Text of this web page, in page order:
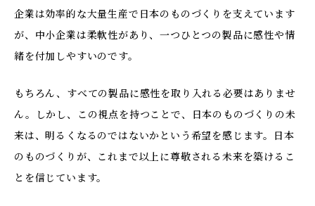
企業は効率的な大量生産で日本のものづくりを支えています
が、中小企業は柔軟性があり、一つひとつの製品に感性や情
緒を付加しやすいのです。
もちろん、すべての製品に感性を取り入れる必要はありませ
ん。しかし、この視点を持つことで、日本のものづくりの未
来は、明るくなるのではないかという希望を感じます。日本
のものづくりが、これまで以上に尊敬される未来を築けるこ
とを信じています。